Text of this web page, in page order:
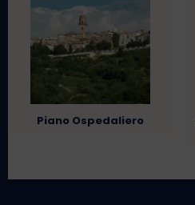
Piano Ospedaliero